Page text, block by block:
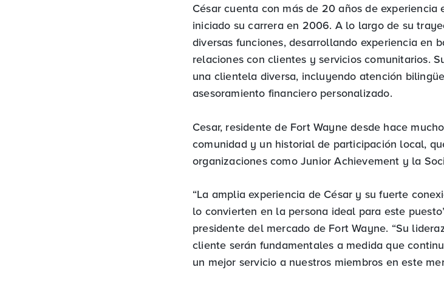
César cuenta con más de 20 años de experiencia
iniciado su carrera en 2006. A lo largo de su
diversas funciones, desarrollando experiencia en
relaciones con clientes y servicios comunitarios.
una clientela diversa, incluyendo atención
asesoramiento financiero personalizado.
Cesar, residente de Fort Wayne desde hace
comunidad y un historial de participación local,
organizaciones como Junior Achievement y la
“La amplia experiencia de César y su fuerte
lo convierten en la persona ideal para este
presidente del mercado de Fort Wayne. “Su
cliente serán fundamentales a medida que
un mejor servicio a nuestros miembros en este